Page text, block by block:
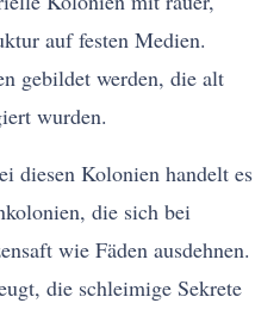
auf festen Medien.
gebildet werden, die alt
wurden.
diesen Kolonien handelt es
die sich bei
wie Fäden ausdehnen.
die schleimige Sekrete